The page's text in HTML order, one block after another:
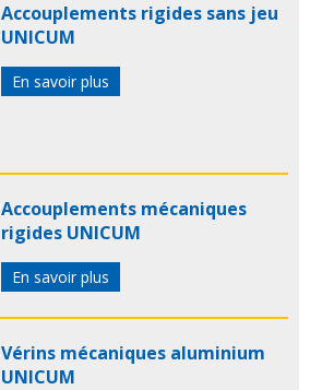
Accouplements rigides sans jeu
UNICUM
En savoir plus
Accouplements mécaniques
rigides UNICUM
En savoir plus
Vérins mécaniques aluminium
UNICUM